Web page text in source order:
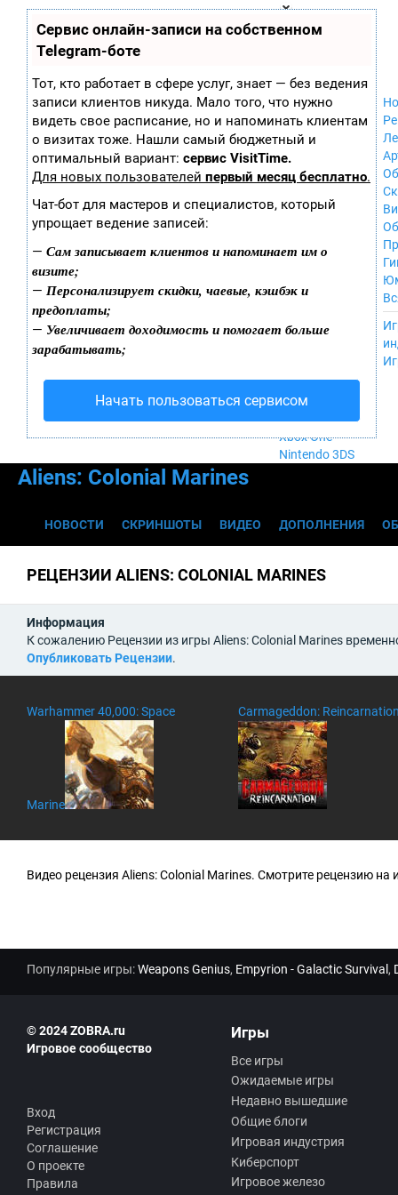
Сервис онлайн-записи на собственном
Telegram-боте
Тот, кто работает в сфере услуг, знает — без ведения
записи клиентов никуда. Мало того, что нужно
видеть свое расписание, но и напоминать клиентам
о визитах тоже. Нашли самый бюджетный и
оптимальный вариант: сервис VisitTime.
Для новых пользователей первый месяц бесплатно.
Чат-бот для мастеров и специалистов, который
упрощает ведение записей:
— Сам записывает клиентов и напоминает им о
визите;
— Персонализирует скидки, чаевые, кэшбэк и
предоплаты;
— Увеличивает доходимость и помогает больше
зарабатывать;
Начать пользоваться сервисом
играх
ла
ор
ы
Xbox 360
Nintendo Wii
Nintendo
GameCube
PlayStation
PlayStation 3
Nintendo 64
Sega Dreamcast
Nintendo DS
iOS
Sega Mega Drive
Mobile
Nintendo Wii U
PlayStation 4
Xbox One
Nintendo 3DS
Aliens: Colonial Marines
НОВОСТИ СКРИНШОТЫ ВИДЕО ДОПОЛНЕНИЯ
РЕЦЕНЗИИ ALIENS: COLONIAL MARINES
Информация
К сожалению Рецензии из игры Aliens: Colonial Marines
Опубликовать Рецензии.
Warhammer 40,000: Space
Marine
Carmageddon:
Видео рецензия Aliens: Colonial Marines. Смотрите рецензию на
Популярные игры:Weapons Genius, Empyrion - Galactic Survival ,
© 2024 ZOBRA.ru
Игровое сообщество
Вход
Регистрация
Соглашение
О проекте
Правила
Игры
Все игры
Ожидаемые игры
Недавно вышедшие
Общие блоги
Игровая индустрия
Киберспорт
Игровое железо